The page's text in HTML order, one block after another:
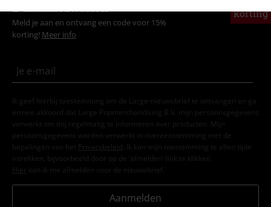
korting
E-mailnieuwsbrief
Meld je aan en ontvang een code voor 15%
korting! Meer info
Ik geef hierbij toestemming om de Large-nieuwsbrief te ontvangen en ga
ermee akkoord dat Large Popmerchandising B.V. mijn persoonsgegevens
verwerkt om mij regelmatig te informeren over producten. Mijn
persoonsgegevens worden verwerkt in overeenstemming met de
bepalingen van het
Privacybeleid . Ik kan mijn toestemming te allen tijde
intrekken, bijvoorbeeld door op de ‘afmelden’-link te klikken.
Hier kan ik me afmelden voor de nieuwsbrief.
Aanmelden